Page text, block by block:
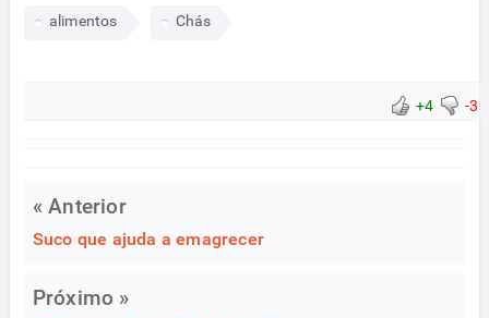
alimentos Chás
+4 -3
« Anterior
Suco que ajuda a emagrecer
Próximo »